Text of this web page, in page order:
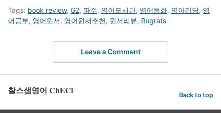
Tags: book review, G2, 파주, 영어도서관, 영어동화, 영어리딩, 영
어공부, 영어원서, 영어원서추천, 원서리뷰, Rugrats
Leave a Comment
찰스샘영어 ChECl Back to top